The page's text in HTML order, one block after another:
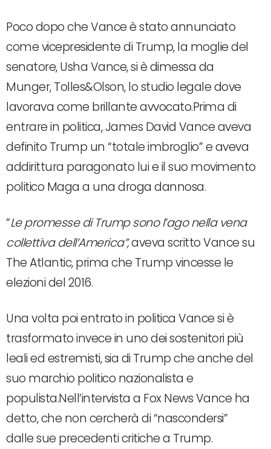
Poco dopo che Vance è stato annunciato
come vicepresidente di Trump, la moglie del
senatore, Usha Vance, si è dimessa da
Munger, Tolles&Olson, lo studio legale dove
lavorava come brillante avvocato.Prima di
entrare in politica, James David Vance aveva
definito Trump un “totale imbroglio” e aveva
addirittura paragonato lui e il suo movimento
politico Maga a una droga dannosa.
“Le promesse di Trump sono l’ago nella vena
collettiva dell’America”,aveva scritto Vance su
The Atlantic, prima che Trump vincesse le
elezioni del 2016.
Una volta poi entrato in politica Vance si è
trasformato invece in uno dei sostenitori più
leali ed estremisti, sia di Trump che anche del
suo marchio politico nazionalista e
populista.Nell’intervista a Fox News Vance ha
detto, che non cercherà di “nascondersi”
dalle sue precedenti critiche a Trump.